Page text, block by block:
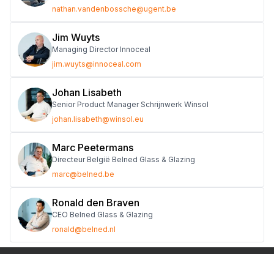
nathan.vandenbossche@ugent.be
Jim Wuyts
Managing Director Innoceal
jim.wuyts@innoceal.com
Johan Lisabeth
Senior Product Manager Schrijnwerk Winsol
johan.lisabeth@winsol.eu
Marc Peetermans
Directeur België Belned Glass & Glazing
marc@belned.be
Ronald den Braven
CEO Belned Glass & Glazing
ronald@belned.nl